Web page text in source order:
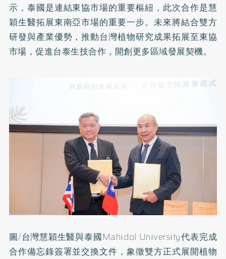
示，泰國是連結東協市場的重要樞紐，此次合作是慧
穎生醫拓展東南亞市場的重要一步。未來將結合雙方
研發與產業優勢，推動台灣植物研究成果拓展至東協
市場，促進台泰生技合作，開創更多區域發展契機。
圖/台灣慧穎生醫與泰國Mahidol University代表完成
合作備忘錄簽署並交換文件，象徵雙方正式展開植物